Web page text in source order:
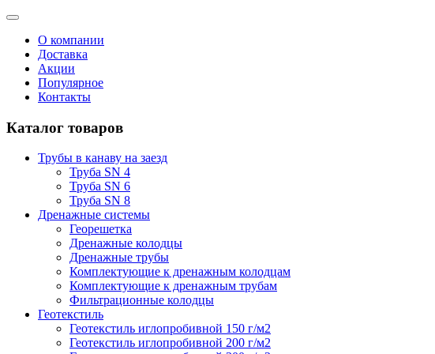
О компании
Доставка
Акции
Популярное
Контакты
Каталог товаров
Трубы в канаву на заезд
Труба SN 4
Труба SN 6
Труба SN 8
Дренажные системы
Георешетка
Дренажные колодцы
Дренажные трубы
Комплектующие к дренажным колодцам
Комплектующие к дренажным трубам
Фильтрационные колодцы
Геотекстиль
Геотекстиль иглопробивной 150 г/м2
Геотекстиль иглопробивной 200 г/м2